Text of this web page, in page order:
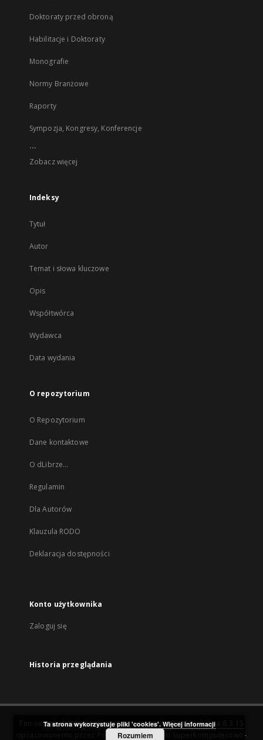
Doktoraty przed obroną
Habilitacje i Doktoraty
Monografie
Normy Branżowe
Raporty
Sympozja, Kongresy, Konferencje
...
Zobacz więcej
Indeksy
Tytuł
Autor
Temat i słowa kluczowe
Opis
Współtwórca
Wydawca
Data wydania
O repozytorium
O Repozytorium
Dane kontaktowe
O dLibrze...
Regulamin
Dla Autorów
Klauzula RODO
Deklaracja dostępności
Konto użytkownika
Zaloguj się
Historia przeglądania
Ten serwis działa dzięki oprogramowaniuDInGO dLibra 6.3.15
Poznańskie Centrum Superkomputerowo-
Ta strona wykorzystuje pliki 'cookies'. Więcej informacji
Rozumiem